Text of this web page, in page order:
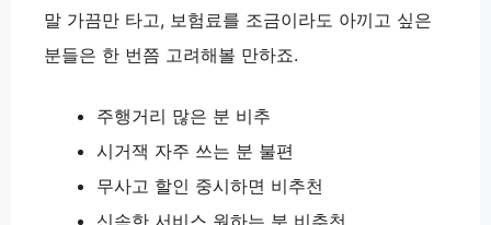
말 가끔만 타고, 보험료를 조금이라도 아끼고 싶은
분들은 한 번쯤 고려해볼 만하죠.
주행거리 많은 분 비추
시거잭 자주 쓰는 분 불편
무사고 할인 중시하면 비추천